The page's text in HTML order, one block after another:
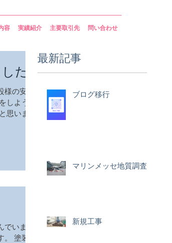
容 実績紹介 主要取引先 問い合わせ
た
の安全
しようか
思います
います
塗装に
最新記事
ブログ移行
マリンメッセ地質調査
新規工事